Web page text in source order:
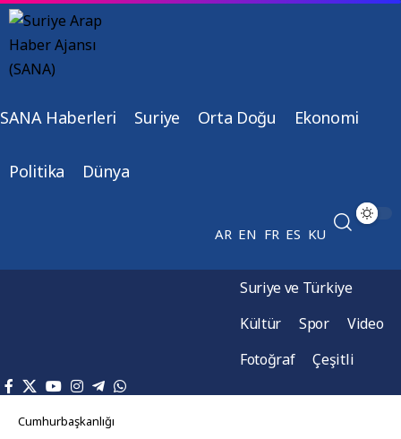
SANA Haberleri Suriye Orta Doğu Ekonomi
Politika Dünya
AR EN FR ES KU
Suriye ve Türkiye
Kültür
Spor
Video
Fotoğraf
Çeşitli
Cumhurbaşkanlığı